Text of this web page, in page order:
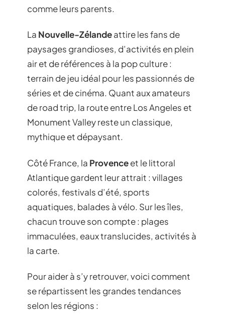
comme leurs parents.
La Nouvelle-Zélandeattire les fans de
paysages grandioses, d’activités en plein
air et de références à la pop culture :
terrain de jeu idéal pour les passionnés de
séries et de cinéma. Quant aux amateurs
de road trip, la route entre Los Angeles et
Monument Valley reste un classique,
mythique et dépaysant.
Côté France, la Provenceet le littoral
Atlantique gardent leur attrait : villages
colorés, festivals d’été, sports
aquatiques, balades à vélo. Sur les îles,
chacun trouve son compte : plages
immaculées, eaux translucides, activités à
la carte.
Pour aider à s’y retrouver, voici comment
se répartissent les grandes tendances
selon les régions :